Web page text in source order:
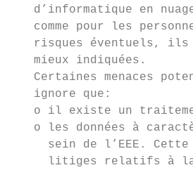
d’informatique en
comme pour les
risques éventuels,
   mieux indiquées.
Certaines menaces
   ignore que:
o il existe un
o les données à
sein de l’EEE.
litiges relatifs à